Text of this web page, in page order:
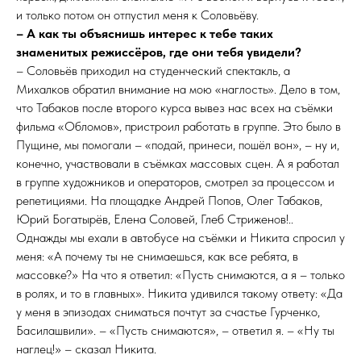
и только потом он отпустил меня к Соловьёву.
– А как ты объяснишь интерес к тебе таких
знаменитых режиссёров, где они тебя увидели?
– Соловьёв приходил на студенческий спектакль, а
Михалков обратил внимание на мою «наглость». Дело в том,
что Табаков после второго курса вывез нас всех на съёмки
фильма «Обломов», пристроил работать в группе. Это было в
Пущине, мы помогали – «подай, принеси, пошёл вон», – ну и,
конечно, участвовали в съёмках массовых сцен. А я работал
в группе художников и операторов, смотрел за процессом и
репетициями. На площадке Андрей Попов, Олег Табаков,
Юрий Богатырёв, Елена Соловей, Глеб Стриженов!..
Однажды мы ехали в автобусе на съёмки и Никита спросил у
меня: «А почему ты не снимаешься, как все ребята, в
массовке?» На что я ответил: «Пусть снимаются, а я – только
в ролях, и то в главных». Никита удивился такому ответу: «Да
у меня в эпизодах сниматься почтут за счастье Гурченко,
Басилашвили». – «Пусть снимаются», – ответил я. – «Ну ты
наглец!» – сказал Никита.